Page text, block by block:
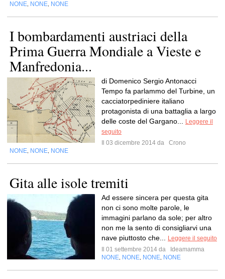
NONE NONE NONE
I bombardamenti austriaci della
Prima Guerra Mondiale a Vieste e
Manfredonia...
di Domenico Sergio Antonacci
Tempo fa parlammo del Turbine, un
cacciatorpediniere italiano
protagonista di una battaglia a largo
delle coste del Gargano...
Leggere il
seguito
Il 03 dicembre 2014 da
Crono
NONE NONE NONE
Gita alle isole tremiti
Ad essere sincera per questa gita
non ci sono molte parole, le
immagini parlano da sole; per altro
non me la sento di consigliarvi una
nave piuttosto che...
Leggere il seguito
Il 01 settembre 2014 da
Ideamamma
NONE NONE NONE NONE